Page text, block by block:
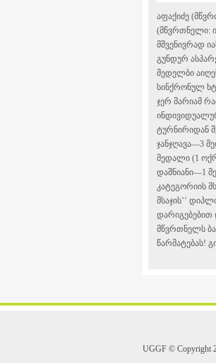
აფაქიძე
(მწვრთნელი:
მშვენივრად
გუნდურ
მედელბი
სინქრონულ
ჯერ მარიამ
ტურნირიდან
ჯანჯღავა––3
მედალი (1
დაშნიანი––1
კატეგორიის
მსაჯის’’
დარიგებებით
მწვრთნელს
წარმატებას!
UGGF ©